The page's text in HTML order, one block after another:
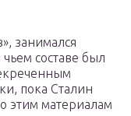
занимался
составе был
пока Сталин
этим материалам